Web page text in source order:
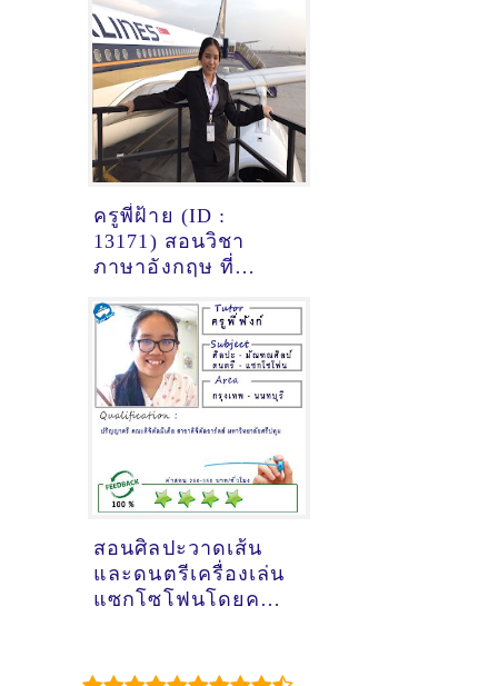
ครูพี่ฝ้าย (ID :
13171) สอนวิชา
ภาษาอังกฤษ ที่
สอนศิลปะวาดเส้น
และดนตรีเครื่องเล่น
แซกโซโฟนโดยครู